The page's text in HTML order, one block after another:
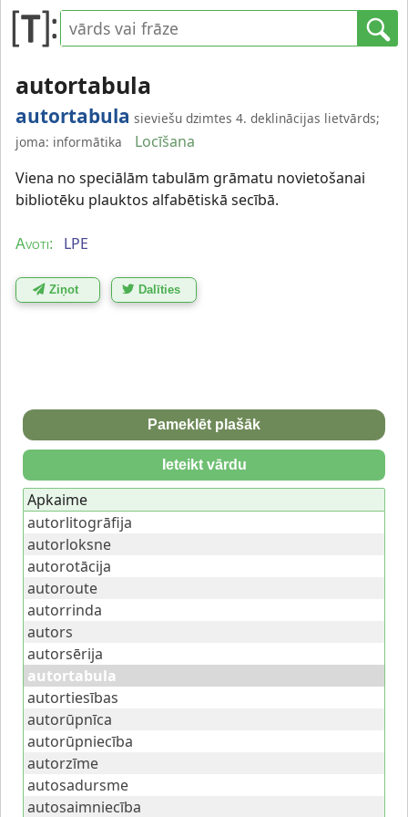
autortabula
autortabula sieviešu dzimtes 4. deklinācijas lietvārds;
joma: informātika
Locīšana
Viena no speciālām tabulām grāmatu novietošanai
bibliotēku plauktos alfabētiskā secībā.
Avoti: LPE
Ziņot Dalīties
Pameklēt plašāk
Ieteikt vārdu
Apkaime
autorlitogrāfija
autorloksne
autorotācija
autoroute
autorrinda
autors
autorsērija
autortabula
autortiesības
autorūpnīca
autorūpniecība
autorzīme
autosadursme
autosaimniecība